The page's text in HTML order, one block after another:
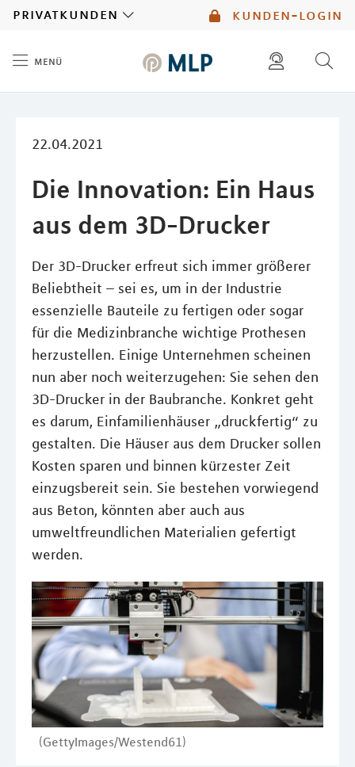
kunden-login
privatkunden
menü
22.04.2021
Die Innovation: Ein Haus
aus dem 3D-Drucker
Der 3D-Drucker erfreut sich immer größerer
Beliebtheit – sei es, um in der Industrie
essenzielle Bauteile zu fertigen oder sogar
für die Medizinbranche wichtige Prothesen
herzustellen. Einige Unternehmen scheinen
nun aber noch weiterzugehen: Sie sehen den
3D-Drucker in der Baubranche. Konkret geht
es darum, Einfamilienhäuser „druckfertig“ zu
gestalten. Die Häuser aus dem Drucker sollen
Kosten sparen und binnen kürzester Zeit
einzugsbereit sein. Sie bestehen vorwiegend
aus Beton, könnten aber auch aus
umweltfreundlichen Materialien gefertigt
werden.
(GettyImages/Westend61)